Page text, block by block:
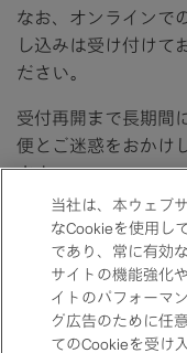
なお、オンラインで
し込みは受け付けて
ださい。
受付再開まで長期間
便とご迷惑をおかけ
ます。
当社では、引き続
に取り組み、会員
環境の整備に努め
何卒ご理解賜りま
当社は、本ウェブ
なCookieを使用し
であり、常に有効
サイトの機能強化
イトのパフォーマ
グ広告のために任
てのCookieを受け